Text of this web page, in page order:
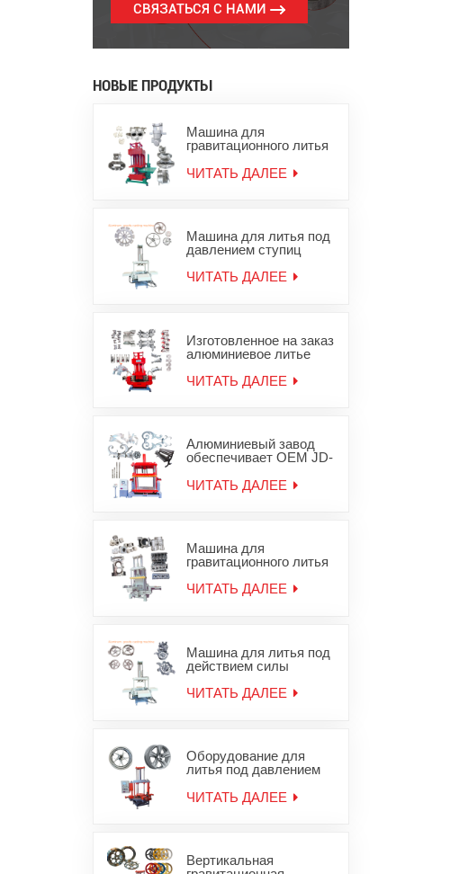
СВЯЗАТЬСЯ С НАМИ
НОВЫЕ ПРОДУКТЫ
Машина для
гравитационного литья
алюминиевых слитков
для цинковых
ЧИТАТЬ ДАЛЕЕ
Машина для литья под
давлением ступиц
сплава
ЧИТАТЬ ДАЛЕЕ
Изготовленное на заказ
алюминиевое литье
оборудование для
ЧИТАТЬ ДАЛЕЕ
Алюминиевый завод
обеспечивает OEM JD-
гравитационного литья
деталей для литья под
ЧИТАТЬ ДАЛЕЕ
Машина для
гравитационного литья
алюминиевой головки
ЧИТАТЬ ДАЛЕЕ
Машина для литья под
действием силы
колесных дисков
ЧИТАТЬ ДАЛЕЕ
Оборудование для
литья под давлением
ЧИТАТЬ ДАЛЕЕ
Вертикальная